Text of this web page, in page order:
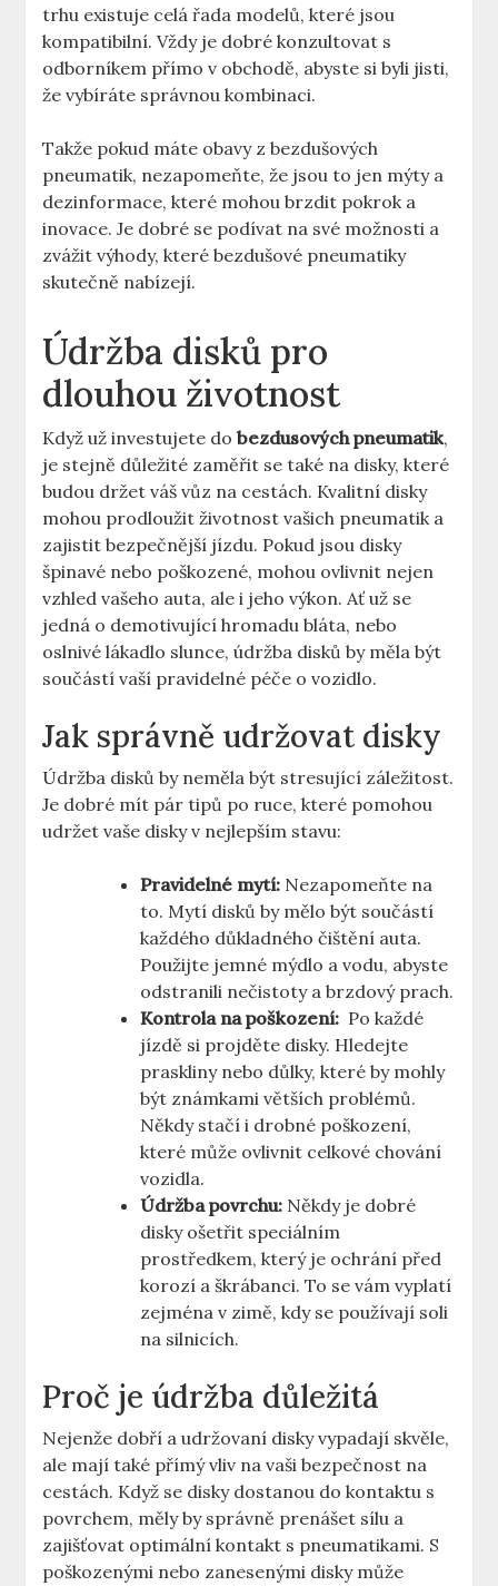
trhu⁢ existuje ⁣celá ⁢řada modelů, které jsou
kompatibilní. Vždy ‍je dobré⁣ konzultovat s
odborníkem přímo v obchodě, ​abyste si ​byli jisti,
že vybíráte správnou ⁢kombinaci.
Takže pokud ‌máte obavy z bezdušových ​
pneumatik, nezapomeňte, že ⁢jsou to jen ⁢mýty a
‌dezinformace, které mohou brzdit pokrok a​
inovace.⁣ Je ⁣dobré⁢ se podívat na​ své​ možnosti a
zvážit výhody, které bezdušové pneumatiky
skutečně nabízejí.
Údržba disků pro
dlouhou⁣ životnost
Když‍ už investujete⁣ dobezdusových ⁢pneumatik,⁣
je ‌stejně důležité ⁣zaměřit se také na ⁣disky,​ které
‌budou držet váš vůz‍ na ⁤cestách.⁣ Kvalitní​ disky
mohou prodloužit životnost vašich pneumatik a
zajistit bezpečnější jízdu.‌ Pokud jsou ‍disky
špinavé ‌nebo poškozené, mohou​ ovlivnit nejen
vzhled vašeho auta, ale ‌i ⁤jeho výkon. Ať už se
jedná o demotivující hromadu bláta,⁣ nebo
oslnivé lákadlo ⁢slunce, údržba⁣ disků by měla být
součástí vaší ⁤pravidelné péče ⁤o vozidlo.
Jak správně udržovat disky
Údržba‍ disků by neměla být stresující záležitost.
Je dobré mít pár tipů ⁤po ruce, které pomohou
udržet vaše ‌disky ‌v nejlepším stavu:
Pravidelné mytí: Nezapomeňte na
to. ​Mytí⁣ disků​ by mělo být součástí⁣
každého⁢ důkladného čištění⁣ auta. ​
Použijte jemné mýdlo a vodu, ⁢abyste
odstranili nečistoty a brzdový prach.
Kontrola na poškození: ⁢ Po každé
⁤jízdě si projděte‍ disky. Hledejte
⁤praskliny nebo důlky, které by mohly
být známkami ​větších problémů.
Někdy⁤ stačí i drobné poškození,⁣
které ⁢může ovlivnit celkové chování⁢
vozidla.
Údržba ⁤povrchu: Někdy je ​dobré
⁣disky ošetřit speciálním
prostředkem, který je ochrání před
korozí a škrábanci. To se vám vyplatí
zejména v zimě, kdy se používají soli
na ​silnicích.
Proč je údržba‌ důležitá
Nejenže⁤ dobří‍ a udržovaní disky vypadají skvěle,
‍ale mají také přímý vliv​ na vaši bezpečnost na
cestách. Když se disky dostanou do kontaktu s
povrchem, měly ‍by správně prenášet sílu a
zajišťovat optimální kontakt ‍s pneumatikami.⁤ S
poškozenými nebo zanesenými⁤ disky může